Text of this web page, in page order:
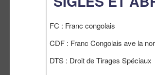
FC : Franc congolais
CDF : Franc Congolais ave la
DTS : Droit de Tirages Spéciaux